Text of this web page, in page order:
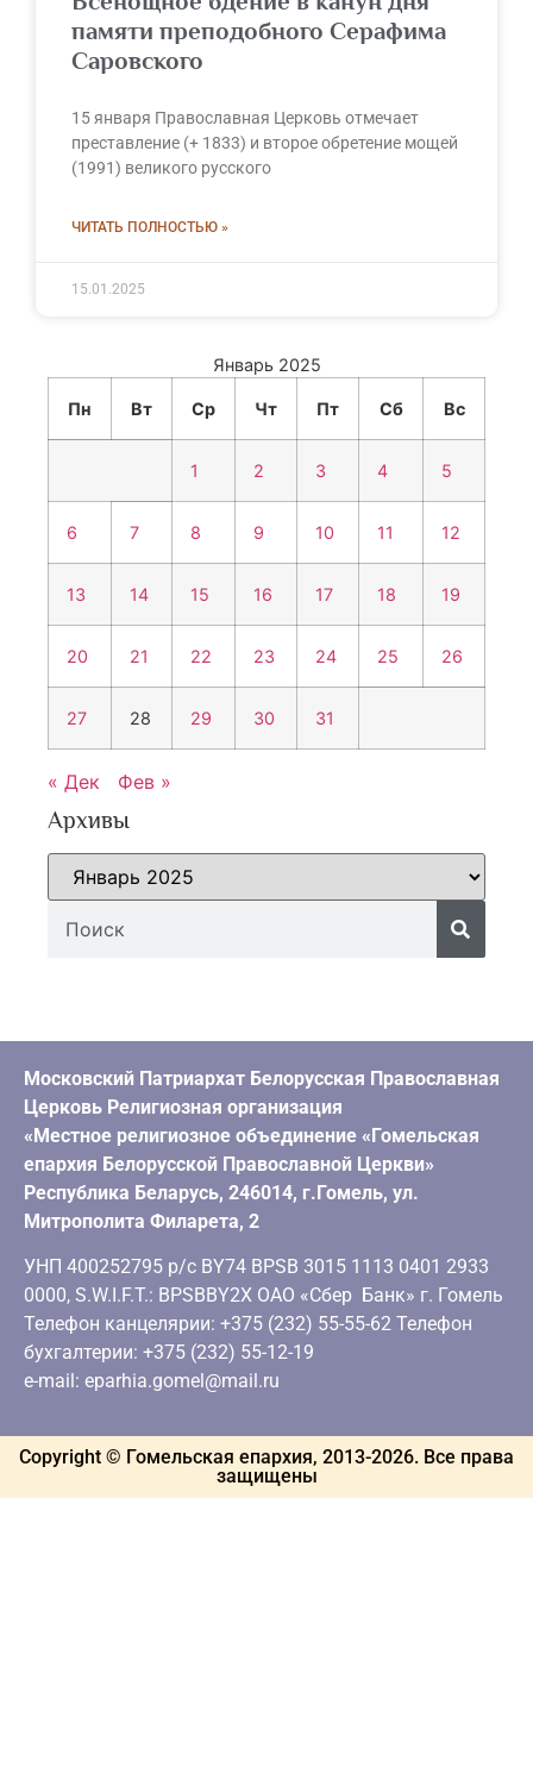
памяти преподобного Серафима
Саровского
15 января Православная Церковь отмечает
преставление (+ 1833) и второе обретение мощей
(1991) великого русского
ЧИТАТЬ ПОЛНОСТЬЮ »
15.01.2025
Январь 2025
Пн Вт Ср Чт Пт Сб Вс
1 2 3 4 5
6 7 8 9 10 11 12
13 14 15 16 17 18 19
20 21 22 23 24 25 26
27 28 29 30 31
« Дек Фев »
Архивы
Московский Патриархат Белорусская Православная
Церковь Религиозная организация
«Местное религиозное объединение «Гомельская
епархия Белорусской Православной Церкви»
Республика Беларусь, 246014, г.Гомель, ул.
Митрополита Филарета, 2
УНП 400252795 р/с BY74 BPSB 3015 1113 0401 2933
0000, S.W.I.F.T.: BPSBBY2X ОАО «Сбер Банк» г. Гомель
Телефон канцелярии: +375 (232) 55-55-62 Телефон
бухгалтерии: +375 (232) 55-12-19
e-mail: eparhia.gomel@mail.ru
Copyright © Гомельская епархия, 2013-2026. Все права
защищены